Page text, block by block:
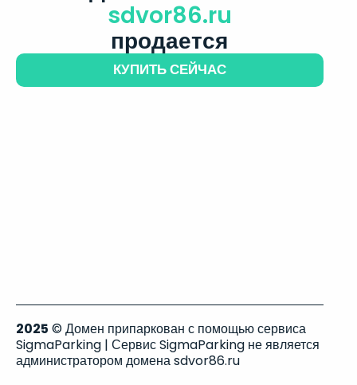
sdvor86.ru
продается
КУПИТЬ СЕЙЧАС
2025 © Домен припаркован с помощью сервиса
SigmaParking | Сервис SigmaParking не является
администратором домена sdvor86.ru